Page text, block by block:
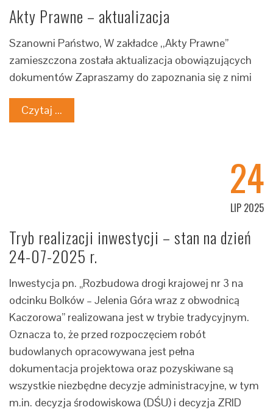
Akty Prawne – aktualizacja
Szanowni Państwo, W zakładce ,,Akty Prawne”
zamieszczona została aktualizacja obowiązujących
dokumentów Zapraszamy do zapoznania się z nimi
Czytaj ...
24
LIP 2025
Tryb realizacji inwestycji – stan na dzień
24-07-2025 r.
Inwestycja pn. „Rozbudowa drogi krajowej nr 3 na
odcinku Bolków – Jelenia Góra wraz z obwodnicą
Kaczorowa” realizowana jest w trybie tradycyjnym.
Oznacza to, że przed rozpoczęciem robót
budowlanych opracowywana jest pełna
dokumentacja projektowa oraz pozyskiwane są
wszystkie niezbędne decyzje administracyjne, w tym
m.in. decyzja środowiskowa (DŚU) i decyzja ZRID